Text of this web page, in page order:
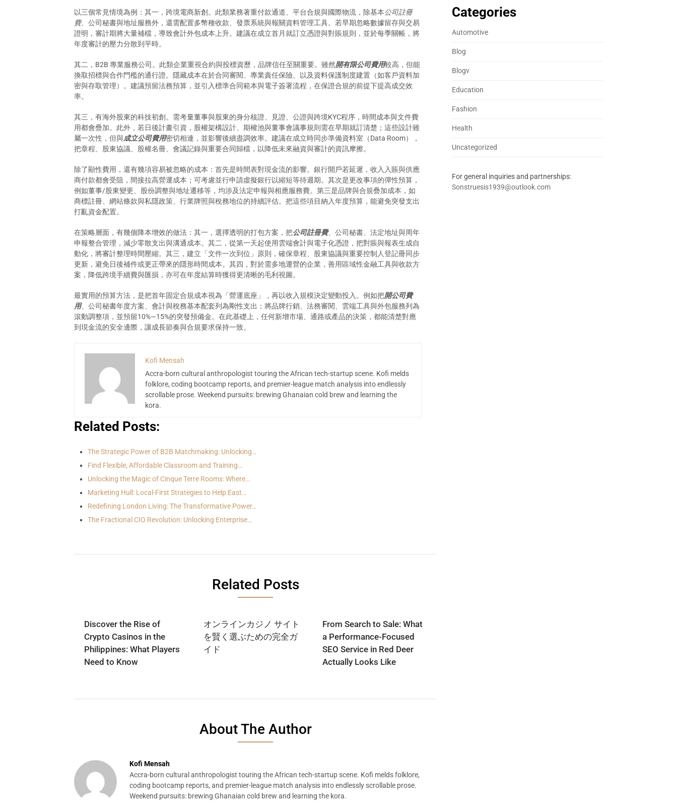
以三個常見情境為例：其一，跨境電商新創。此類業務著重付款通道、平台合規與國際物流，除基本公司註冊
費、公司秘書與地址服務外，還需配置多幣種收款、發票系統與報關資料管理工具。若早期忽略數據留存與交易
證明，審計期將大量補檔，導致會計外包成本上升。建議在成立首月就訂立憑證與對賬規則，並於每季關帳，將
年度審計的壓力分散到平時。
其二，B2B 專業服務公司。此類企業重視合約與投標資歷，品牌信任至關重要。雖然開有限公司費用較高，但能
換取招標與合作門檻的通行證。隱藏成本在於合同審閱、專業責任保險、以及資料保護制度建置（如客戶資料加
密與存取管理）。建議預留法務預算，並引入標準合同範本與電子簽署流程，在保證合規的前提下提高成交效
率。
其三，有海外股東的科技初創。需考量董事與股東的身分核證、見證、公證與跨境KYC程序，時間成本與文件費
用都會疊加。此外，若日後計畫引資，股權架構設計、期權池與董事會議事規則需在早期就訂清楚；這些設計雖
屬一次性，但與成立公司費用密切相連，並影響後續盡調效率。建議在成立時同步準備資料室（Data Room），
把章程、股東協議、股權名冊、會議記錄與重要合同歸檔，以降低未來融資與審計的資訊摩擦。
除了顯性費用，還有幾項容易被忽略的成本：首先是時間表對現金流的影響。銀行開戶若延遲，收入入賬與供應
商付款都會受阻，間接拉高營運成本；可考慮並行申請虛擬銀行以縮短等待週期。其次是更改事項的彈性預算，
例如董事/股東變更、股份調整與地址遷移等，均涉及法定申報與相應服務費。第三是品牌與合規疊加成本，如
商標註冊、網站條款與私隱政策、行業牌照與稅務地位的持續評估。把這些項目納入年度預算，能避免突發支出
打亂資金配置。
在策略層面，有幾個降本增效的做法：其一，選擇透明的打包方案，把公司註冊費、公司秘書、法定地址與周年
申報整合管理，減少零散支出與溝通成本。其二，從第一天起使用雲端會計與電子化憑證，把對賬與報表生成自
動化，將審計整理時間壓縮。其三，建立「文件一次到位」原則，確保章程、股東協議與重要控制人登記冊同步
更新，避免日後補件或更正帶來的隱形時間成本。其四，對於需多地運營的企業，善用區域性金融工具與收款方
案，降低跨境手續費與匯損，亦可在年度結算時獲得更清晰的毛利視圖。
最實用的預算方法，是把首年固定合規成本視為「營運底座」，再以收入規模決定變動投入。例如把開公司費
用、公司秘書年度方案、會計與稅務基本配套列為剛性支出；將品牌行銷、法務審閱、雲端工具與外包服務列為
滾動調整項，並預留10%—15%的突發預備金。在此基礎上，任何新增市場、通路或產品的決策，都能清楚對應
到現金流的安全邊際，讓成長節奏與合規要求保持一致。
Kofi Mensah
Accra-born cultural anthropologist touring the African tech-startup scene. Kofi melds
folklore, coding bootcamp reports, and premier-league match analysis into endlessly
scrollable prose. Weekend pursuits: brewing Ghanaian cold brew and learning the
kora.
Related Posts:
The Strategic Power of B2B Matchmaking: Unlocking…
Find Flexible, Affordable Classroom and Training…
Unlocking the Magic of Cinque Terre Rooms: Where…
Marketing Hull: Local-First Strategies to Help East…
Redefining London Living: The Transformative Power…
The Fractional CIO Revolution: Unlocking Enterprise…
Related Posts
Discover the Rise of
Crypto Casinos in the
Philippines: What Players
Need to Know
オンラインカジノ サイト
を賢く選ぶための完全ガ
イド
From Search to Sale: What
a Performance-Focused
SEO Service in Red Deer
Actually Looks Like
About The Author
Kofi Mensah
Accra-born cultural anthropologist touring the African tech-startup scene. Kofi melds folklore,
coding bootcamp reports, and premier-league match analysis into endlessly scrollable prose.
Weekend pursuits: brewing Ghanaian cold brew and learning the kora.
Categories
Automotive
Blog
Blogv
Education
Fashion
Health
Uncategorized
For general inquiries and partnerships:
Sonstruesis1939@outlook.com